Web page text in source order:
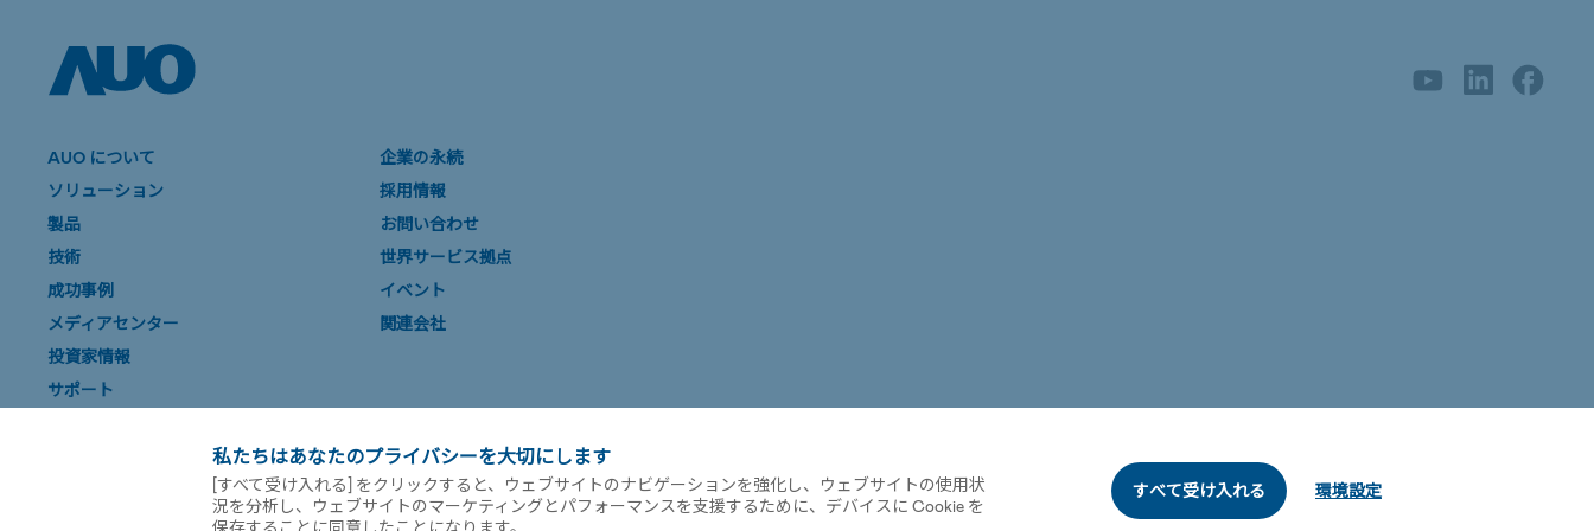
AUO について
ソリューション
製品
技術
成功事例
メディアセンター
投資家情報
サポート
企業の永続
採用情報
お問い合わせ
世界サービス拠点
イベント
関連会社
利用規約 プライバシー ポリシー © AUO Corporation, All Rights Reserved.
私たちはあなたのプライバシーを大切にします
[すべて受け入れる] をクリックすると、ウェブサイトのナビゲーションを強化し、ウェブサイトの使用状
況を分析し、ウェブサイトのマーケティングとパフォーマンスを支援するために、デバイスに Cookie を
保存することに同意したことになります。
すべて受け入れる 環境設定